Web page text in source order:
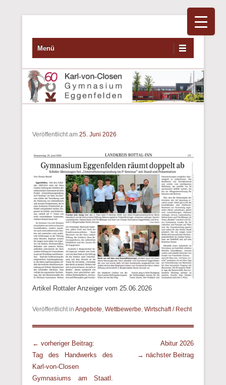
Primäres Menü
Zum Inhalt wechseln
Menü
Veröffentlicht am 25. Juni 2026
Artikel Rottaler Anzeiger vom 25.06.2026
Veröffentlicht in Angebote Wettbewerbe Wirtschaft / Recht
Beitrags Übersicht
← vorheriger Beitrag:
Tag des Handwerks des
Karl-von-Closen
Gymnasiums am Staatl.
Abitur 2026
→ nächster Beitrag